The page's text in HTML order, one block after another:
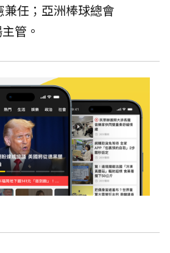
兼任；亞洲棒球總會
管。